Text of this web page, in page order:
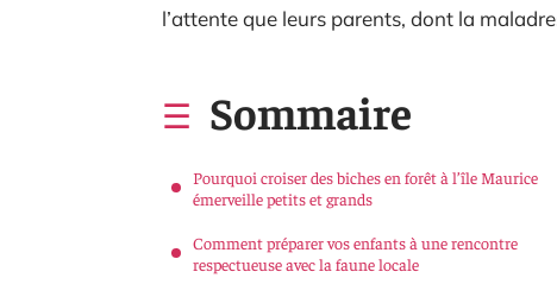
l’attente que leurs parents, dont la
Sommaire
Pourquoi croiser des biches en forêt à l’île Maurice
émerveille petits et grands
Comment préparer vos enfants à une rencontre
respectueuse avec la faune locale